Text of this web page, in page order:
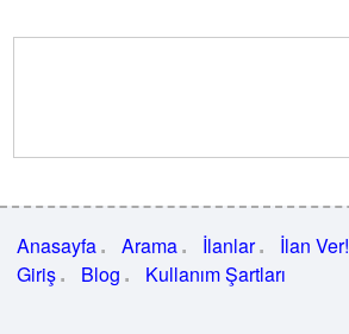
Anasayfa Arama İlanlar
İlan Ver!
Giriş
Blog Kullanım Şartları